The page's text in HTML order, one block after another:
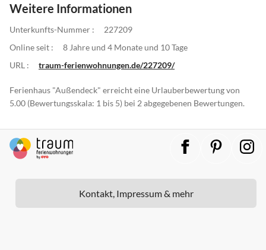
Weitere Informationen
Unterkunfts-Nummer :
227209
Online seit :
8 Jahre und 4 Monate und 10 Tage
URL :
traum-ferienwohnungen.de/227209/
Ferienhaus "Außendeck" erreicht eine Urlauberbewertung von
5.00 (Bewertungsskala: 1 bis 5) bei 2 abgegebenen Bewertungen.
Kontakt, Impressum & mehr